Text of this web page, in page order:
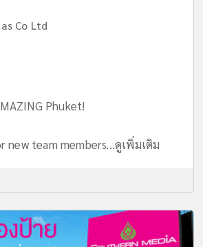
Co Ltd
Phuket!
new team members...ดูเพิ่มเติม